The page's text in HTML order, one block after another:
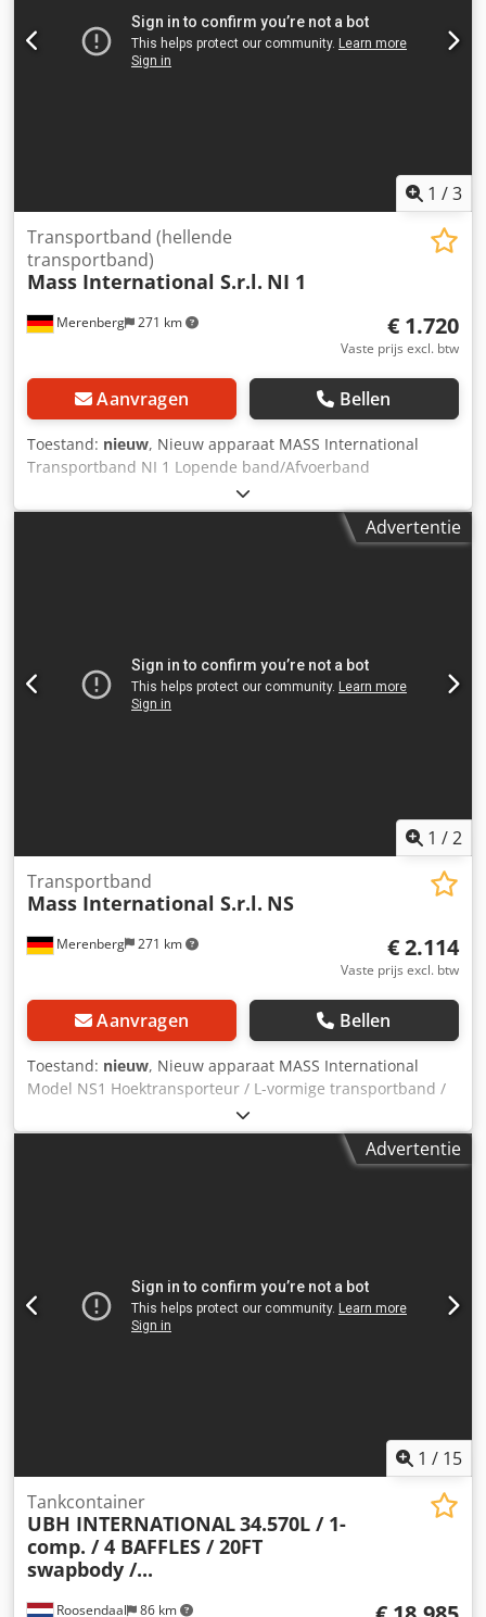
Balkafstand 500 mm Balkhoogte 30 mm Bandsnelheid 3
m/min Standaardbesturing met noodstop/stopknop
Rijdbaar op zwenkbare steunen met rem Dodpfxeiz S Hto
1 /3
Merenberg 271 km
Transportband (hellende
transportband)
Mass International S.r.l. NI 1
€ 1.720
Vaste prijs excl. btw
Aanvragen Bellen
Toestand: nieuw, Nieuw apparaat MASS International
Transportband NI 1 Lopende band/Afvoerband
Hoekverstelbaar transportband met trechter in het
invoergedeelte Op korte termijn leverbaar Voorbeeld: NI 1
Lengte: 1500 mm Nuttige breedte: 250 mm Buitenbreedte:
standaard leverlijst Afmetingen op klantwens FDA-
conforme band Aangepaste bandsnelheid etc.
Advertentie
1 /2
Merenberg 271 km
Transportband
Mass International S.r.l. NS
€ 2.114
Vaste prijs excl. btw
Aanvragen Bellen
Toestand: nieuw, Nieuw apparaat MASS International
Model NS1 Hoektransporteur / L-vormige transportband /
Lopende band Direct leverbaar Verstelbare
hoektransporteur NS1 met opvangplaten in het
invoergedeelte Voorbeeld zoals afgebeeld: Invoergedeelte
Bandsnelheid 3 m/min Verrijdbaar op zwenkbare
remwielen Drie-delige trechterplaten voor het
invoergedeelte De genoemde aanbiedingsprijs geldt voor
Advertentie
1 / 15
Roosendaal 86 km
Tankcontainer
UBH INTERNATIONAL34.570L / 1-
comp. / 4 BAFFLES / 20FT
swapbody /...